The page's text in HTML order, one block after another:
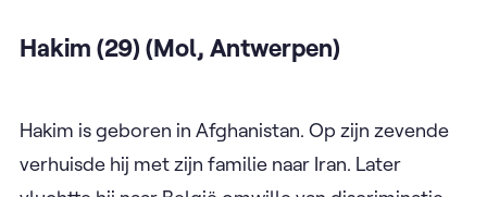
Hakim (29) (Mol, Antwerpen)
Hakim is geboren in Afghanistan. Op zijn zevende
verhuisde hij met zijn familie naar Iran. Later